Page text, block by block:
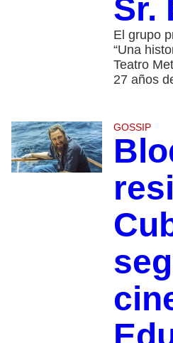
Sr.
El grupo
“Una
Teatro
27 años
GOSSIP